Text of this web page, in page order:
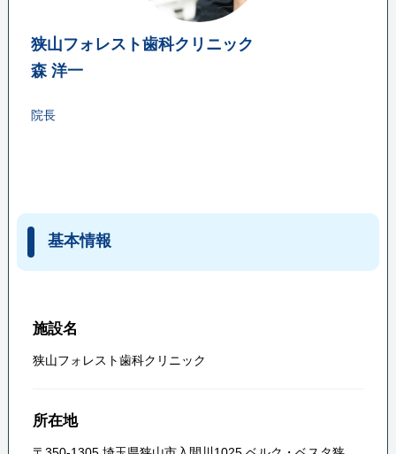
狭山フォレスト歯科クリニック
森 洋一
院長
基本情報
施設名
狭山フォレスト歯科クリニック
所在地